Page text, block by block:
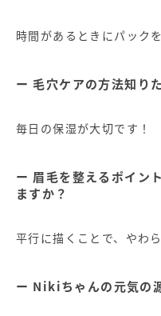
時間があるときにパック
毛穴ケアの方法知り
毎日の保湿が大切です！
眉毛を整えるポイン
ますか？
平行に描くことで、やわ
Nikiちゃんの元気の